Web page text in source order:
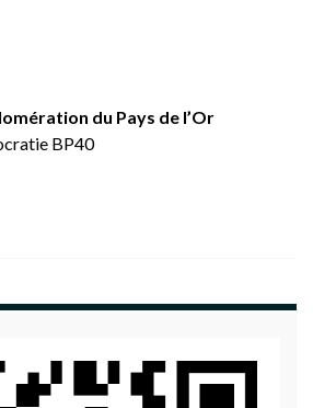
du Pays de l’Or
BP40